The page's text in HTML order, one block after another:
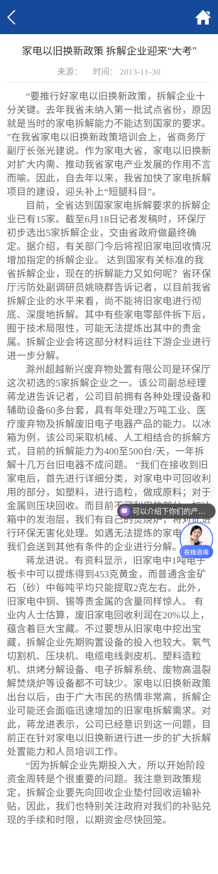
家电以旧换新政策 拆解企业迎来“大考”
来源： 时间： 2013-11-30
“要推行好家电以旧换新政策，拆解企业十
分关键。去年我省未纳入第一批试点省份，原因
就是当时的家电拆解能力不能达到国家的要求。
”在我省家电以旧换新政策培训会上，省商务厅
副厅长张光建说。作为家电大省，家电以旧换新
对扩大内需、推动我省家电产业发展的作用不言
而喻。因此，自去年以来，我省加快了家电拆解
项目的建设，迎头补上“短腿科目”。
目前，全省达到国家家电拆解要求的拆解企
业已有15家。截至6月18日记者发稿时，环保厅
初步选出5家拆解企业，交由省政府做最终确
定。据介绍，有关部门今后将视旧家电回收情况
增加指定的拆解企业。 达到国家有关标准的我
省拆解企业，现在的拆解能力又如何呢？省环保
厅污防处副调研员姚晓群告诉记者，以目前我省
拆解企业的水平来看，尚不能将旧家电进行彻
底、深度地拆解。其中有些家电零部件拆下后，
囿于技术局限性，可能无法提炼出其中的贵金
属。拆解企业会将这部分材料运往下游企业进行
进一步分解。
滁州超越新兴废弃物处置有限公司是环保厅
这次初选的5家拆解企业之一。该公司副总经理
蒋龙进告诉记者，公司目前拥有各种处理设备和
辅助设备60多台套，具有年处理2万吨工业、医
疗废弃物及拆解废旧电子电器产品的能力。以冰
箱为例，该公司采取机械、人工相结合的拆解方
式，目前的拆解能力为400至500台/天，一年拆
解十几万台旧电器不成问题。 “我们在接收到旧
家电后，首先进行详细分类，对家电中可回收利
用的部分，如塑料，进行造粒，做成原料；对于
金属则压块回收。而目前不可利用的部分，如冰
箱中的发泡层，我们有自己的焚烧炉，将对此进
行环保无害化处理。如遇无法提炼的家电材料，
我们会送到其他有条件的企业进行分解。 ”
蒋龙进说。有资料显示，旧家电中1吨电子
板卡中可以提炼得到453克黄金，而普通含金矿
石（砂）中每吨平均只能提取2克左右。此外，
旧家电中铜、锡等贵金属的含量同样惊人。 有
业内人士估算，废旧家电回收利润在20%以上，
蕴含着巨大宝藏。不过要想从旧家电中挖出宝
藏，拆解企业先期购置设备的投入也较大。氧气
切割机、压块机、电缆电线剥皮机、塑料造粒
机、烘烤分解设备、电子拆解系统、废物高温裂
解焚烧炉等设备都不可缺少。家电以旧换新政策
出台以后，由于广大市民的热情非常高，拆解企
业可能还会面临迅速增加的旧家电拆解需求。对
此，蒋龙进表示，公司已经意识到这一问题，目
前正在针对家电以旧换新进行进一步的扩大拆解
处置能力和人员培训工作。
“因为拆解企业先期投入大，所以开始阶段
资金周转是个很重要的问题。我注意到政策规
定，拆解企业要先向回收企业垫付回收运输补
贴，因此，我们也特别关注政府对我们的补贴兑
现的手续和时限，以期资金尽快回笼。
现在有优惠活动吗